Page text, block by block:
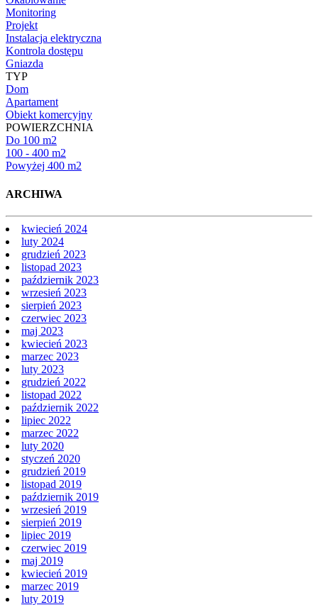
Monitoring
Projekt
Instalacja elektryczna
Kontrola dostępu
Gniazda
TYP
Dom
Apartament
Obiekt komercyjny
POWIERZCHNIA
Do 100 m2
100 - 400 m2
Powyżej 400 m2
ARCHIWA
kwiecień 2024
luty 2024
grudzień 2023
listopad 2023
październik 2023
wrzesień 2023
sierpień 2023
czerwiec 2023
maj 2023
kwiecień 2023
marzec 2023
luty 2023
grudzień 2022
listopad 2022
październik 2022
lipiec 2022
marzec 2022
luty 2020
styczeń 2020
grudzień 2019
listopad 2019
październik 2019
wrzesień 2019
sierpień 2019
lipiec 2019
czerwiec 2019
maj 2019
kwiecień 2019
marzec 2019
luty 2019